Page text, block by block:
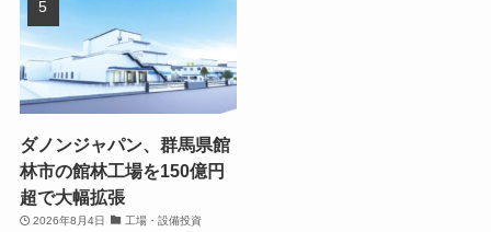
ダノンジャパン、群馬県館
林市の館林工場を150億円
超で大幅拡張
2026年8月4日 工場・設備投資